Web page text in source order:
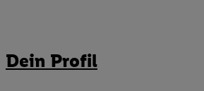
Dein Profil